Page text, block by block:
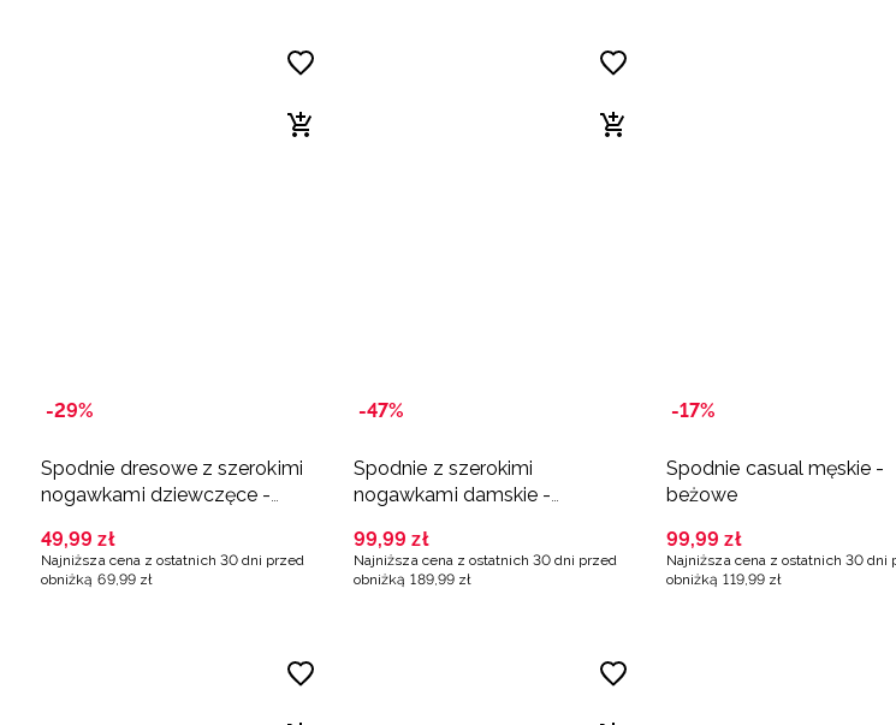
-29%
Spodnie dresowe z szerokimi
nogawkami dziewczęce -
49,99 zł
Najniższa cena z ostatnich 30 dni przed
obniżką 69,99 zł
-47%
Spodnie z szerokimi
nogawkami damskie -
99,99 zł
Najniższa cena z ostatnich 30 dni przed
obniżką 189,99 zł
-17%
Spodnie casual męskie -
beżowe
99,99 zł
Najniższa cena z ostatnich 30 dni
obniżką 119,99 zł